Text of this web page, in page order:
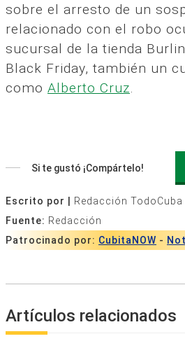
sobre el arresto de un
relacionado con el robo
sucursal de la tienda
Black Friday, también un
como Alberto Cruz.
Si te gustó ¡Compártelo!
Escrito por |
Redacción TodoCuba
Fuente: Redacción
Patrocinado por: CubitaNOW -
Artículos relacionados